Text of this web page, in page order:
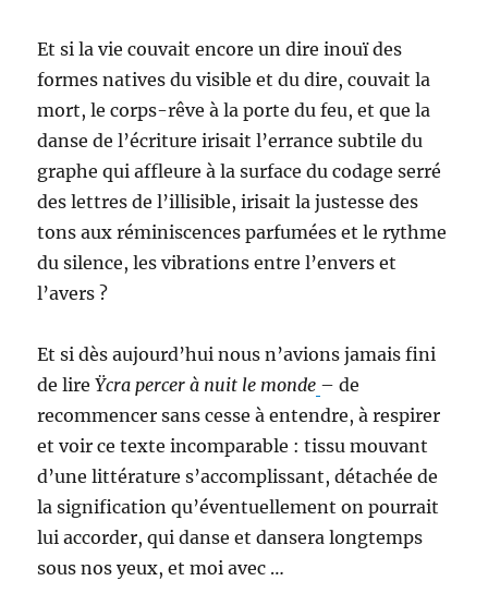
Et si la vie couvait encore un dire inouï des
formes natives du visible et du dire, couvait la
mort, le corps-rêve à la porte du feu, et que la
danse de l’écriture irisait l’errance subtile du
graphe qui affleure à la surface du codage serré
des lettres de l’illisible, irisait la justesse des
tons aux réminiscences parfumées et le rythme
du silence, les vibrations entre l’envers et
l’avers ?
Et si dès aujourd’hui nous n’avions jamais fini
de lireŸcra percer à nuit le monde – de
recommencer sans cesse à entendre, à respirer
et voir ce texte incomparable : tissu mouvant
d’une littérature s’accomplissant, détachée de
la signification qu’éventuellement on pourrait
lui accorder, qui danse et dansera longtemps
sous nos yeux, et moi avec …